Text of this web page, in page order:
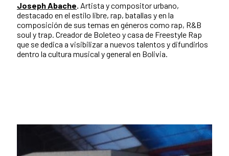
Joseph Abache. Artista y compositor urbano,
destacado en el estilo libre, rap, batallas y en la
composición de sus temas en géneros como rap, R&B
soul y trap. Creador de Boleteo y casa de Freestyle Rap
que se dedica a visibilizar a nuevos talentos y difundirlos
dentro la cultura musical y general en Bolivia.